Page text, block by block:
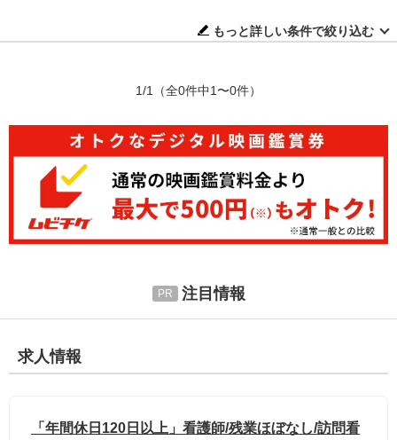
もっと詳しい条件で絞り込む
1/1 （全0件中1〜0件）
注目情報
求人情報
「年間休日120日以上」看護師/残業ほぼなし/訪問看